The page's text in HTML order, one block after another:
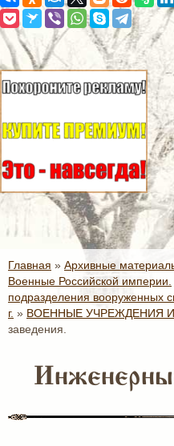
Главная » Архивные
Военные Российской империи.
подразделения вооруженных
г. » ВОЕННЫЕ УЧРЕЖДЕНИЯ И
заведения.